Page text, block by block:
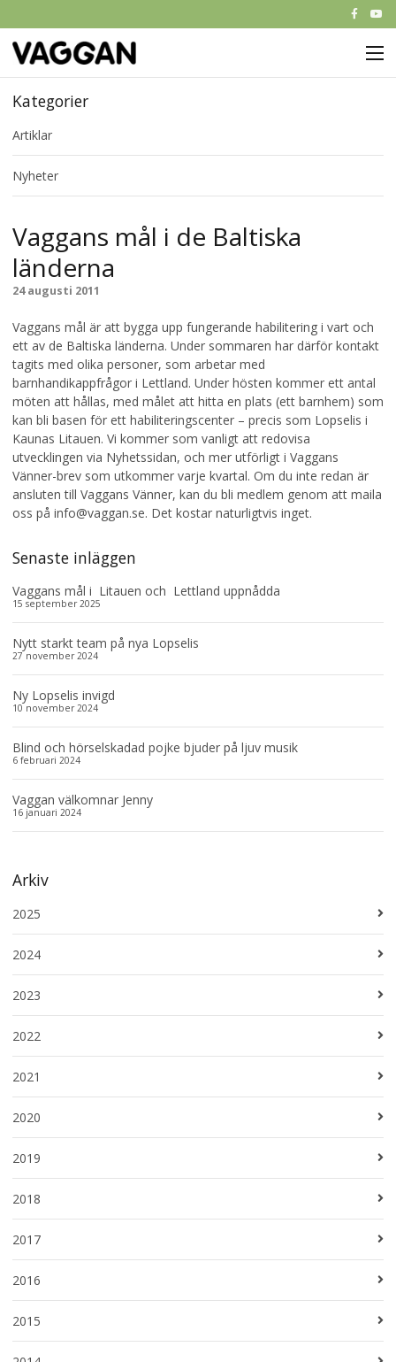
Start
Om Vaggan
Partners
Kontakt
Kategorier
Artiklar
Nyheter
Vaggans mål i de Baltiska
länderna
24 augusti 2011
Vaggans mål är att bygga upp fungerande habilitering i vart och
ett av de Baltiska länderna. Under sommaren har därför kontakt
tagits med olika personer, som arbetar med
barnhandikappfrågor i Lettland. Under hösten kommer ett antal
möten att hållas, med målet att hitta en plats (ett barnhem) som
kan bli basen för ett habiliteringscenter – precis som Lopselis i
Kaunas Litauen. Vi kommer som vanligt att redovisa
utvecklingen via Nyhetssidan, och mer utförligt i Vaggans
Vänner-brev som utkommer varje kvartal. Om du inte redan är
ansluten till Vaggans Vänner, kan du bli medlem genom att maila
oss på info@vaggan.se. Det kostar naturligtvis inget.
Senaste inläggen
Vaggans mål i Litauen och Lettland uppnådda
15 september 2025
Nytt starkt team på nya Lopselis
27 november 2024
Ny Lopselis invigd
10 november 2024
Blind och hörselskadad pojke bjuder på ljuv musik
6 februari 2024
Vaggan välkomnar Jenny
16 januari 2024
Arkiv
2025
2024
2023
2022
2021
2020
2019
2018
2017
2016
2015